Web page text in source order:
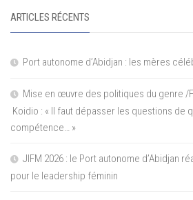
ARTICLES RÉCENTS
Port autonome d’Abidjan : les mères
Mise en œuvre des politiques du genre /
Koidio : « Il faut dépasser les questions de
compétence… »
JIFM 2026 : le Port autonome d’Abidjan
pour le leadership féminin